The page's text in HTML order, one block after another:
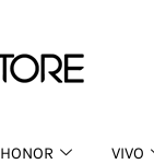
HONOR VIVO